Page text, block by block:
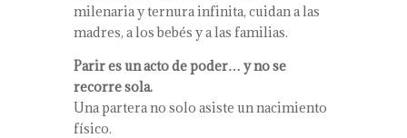
milenaria y ternura infinita, cuidan a las
madres, a los bebés y a las familias.
Parir es un acto de poder… y no se
recorre sola.
Una partera no solo asiste un nacimiento
físico.